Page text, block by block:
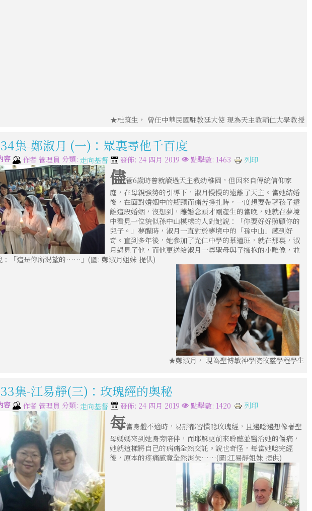
★杜筑生， 曾任中華民國駐教廷大使 現為天主教輔仁大學教授
集-鄭淑月 (一)：眾裏尋他千百度
容 作者 管理員 分類: 走向基督 發佈: 24 四月 2019 點擊數: 1463 列印
儘管6歲時曾就讀過天主教幼稚園，但因來自傳統信仰家
庭，在母親強勢的引導下，淑月慢慢的遠離了天主。當她結婚
後，在面對婚姻中的瓶頸而痛苦掙扎時，一度想要帶著孩子遠
離這段婚姻，沒想到，離婚念頭才剛產生的當晚，她就在夢境
中看見一位貌似孫中山模樣的人對她說：「你要好好照顧你的
兒子。」夢醒時，淑月一直對於夢境中的「孫中山」感到好
奇。直到多年後，她參加了光仁中學的慕道班，就在那裏，淑
月遇見了他，而他更送給淑月一尊聖母與子擁抱的小雕像，並
：「這是你所渴望的……」(圖: 鄭淑月姐妹 提供)
★鄭淑月， 現為聖博敏神學院牧靈學程學生
集-江易靜(三)：玫瑰經的奧秘
容 作者 管理員 分類: 走向基督 發佈: 24 四月 2019 點擊數: 1420 列印
每當身體不適時，易靜都習慣唸玫瑰經，且邊唸邊想像著聖
母媽媽來到她身旁陪伴，而耶穌更前來聆聽並醫治她的傷痛，
她就這樣將自己的病痛全然交託。說也奇怪，每當她唸完經
後，原本的疼痛感竟全然消失……(圖:江易靜姐妹 提供)